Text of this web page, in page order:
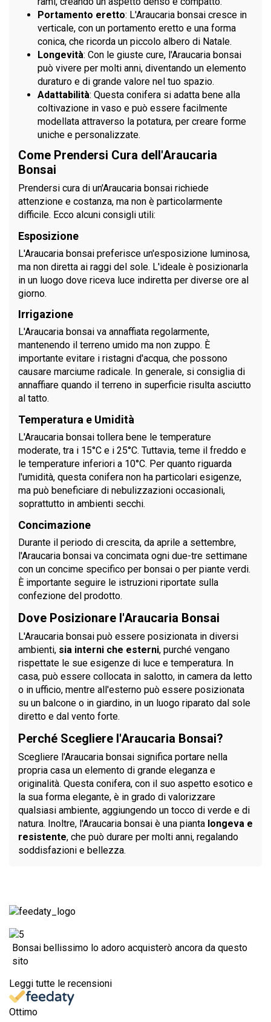
Portamento eretto: L'Araucaria bonsai cresce in
verticale, con un portamento eretto e una forma
conica, che ricorda un piccolo albero di Natale.
Longevità: Con le giuste cure, l'Araucaria bonsai
può vivere per molti anni, diventando un elemento
duraturo e di grande valore nel tuo spazio.
Adattabilità: Questa conifera si adatta bene alla
coltivazione in vaso e può essere facilmente
modellata attraverso la potatura, per creare forme
uniche e personalizzate.
Come Prendersi Cura dell'Araucaria
Bonsai
Prendersi cura di un'Araucaria bonsai richiede
attenzione e costanza, ma non è particolarmente
difficile. Ecco alcuni consigli utili:
Esposizione
L'Araucaria bonsai preferisce un'esposizione luminosa,
ma non diretta ai raggi del sole. L'ideale è posizionarla
in un luogo dove riceva luce indiretta per diverse ore al
giorno.
Irrigazione
L'Araucaria bonsai va annaffiata regolarmente,
mantenendo il terreno umido ma non zuppo. È
importante evitare i ristagni d'acqua, che possono
causare marciume radicale. In generale, si consiglia di
annaffiare quando il terreno in superficie risulta asciutto
al tatto.
Temperatura e Umidità
L'Araucaria bonsai tollera bene le temperature
moderate, tra i 15°C e i 25°C. Tuttavia, teme il freddo e
le temperature inferiori a 10°C. Per quanto riguarda
l'umidità, questa conifera non ha particolari esigenze,
ma può beneficiare di nebulizzazioni occasionali,
soprattutto in ambienti secchi.
Concimazione
Durante il periodo di crescita, da aprile a settembre,
l'Araucaria bonsai va concimata ogni due-tre settimane
con un concime specifico per bonsai o per piante verdi.
È importante seguire le istruzioni riportate sulla
confezione del prodotto.
Dove Posizionare l'Araucaria Bonsai
L'Araucaria bonsai può essere posizionata in diversi
ambienti, sia interni che esterni, purché vengano
rispettate le sue esigenze di luce e temperatura. In
casa, può essere collocata in salotto, in camera da letto
o in ufficio, mentre all'esterno può essere posizionata
su un balcone o in giardino, in un luogo riparato dal sole
diretto e dal vento forte.
Perché Scegliere l'Araucaria Bonsai?
Scegliere l'Araucaria bonsai significa portare nella
propria casa un elemento di grande eleganza e
originalità. Questa conifera, con il suo aspetto esotico e
la sua forma elegante, è in grado di valorizzare
qualsiasi ambiente, aggiungendo un tocco di verde e di
natura. Inoltre, l'Araucaria bonsai è una pianta longeva e
resistente, che può durare per molti anni, regalando
soddisfazioni e bellezza.
Bonsai bellissimo lo adoro acquisterò ancora da questo
sito
Leggi tutte le recensioni
Ottimo